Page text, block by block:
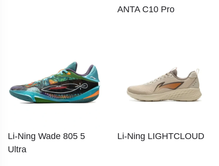
ANTA C10 Pro
Li-Ning Wade 805 5
Ultra
Li-Ning LIGHTCLOUD